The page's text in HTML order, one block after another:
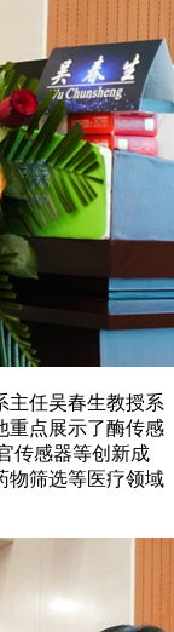
任吴春生教授系
重点展示了酶传感
传感器等创新成
物筛选等医疗领域